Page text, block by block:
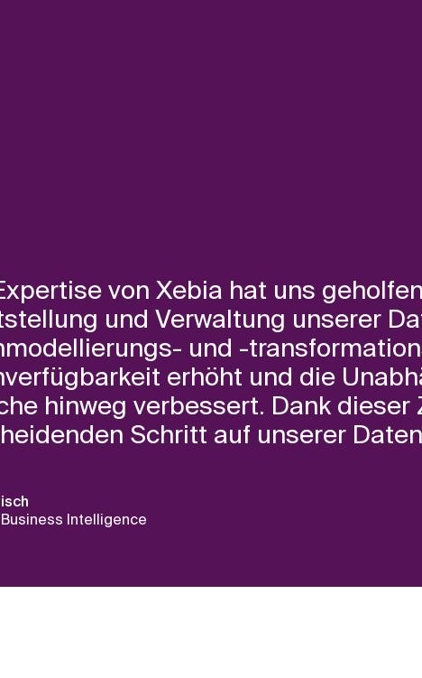
von Xebia hat uns
und Verwaltung unserer
und -
erhöht und die
hinweg verbessert. Dank
Schritt auf unserer
Intelligence